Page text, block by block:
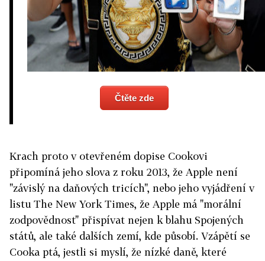
Čtěte zde
Krach proto v otevřeném dopise Cookovi
připomíná jeho slova z roku 2013, že Apple není
"závislý na daňových tricích", nebo jeho vyjádření v
listu The New York Times, že Apple má "morální
zodpovědnost" přispívat nejen k blahu Spojených
států, ale také dalších zemí, kde působí. Vzápětí se
Cooka ptá, jestli si myslí, že nízké daně, které